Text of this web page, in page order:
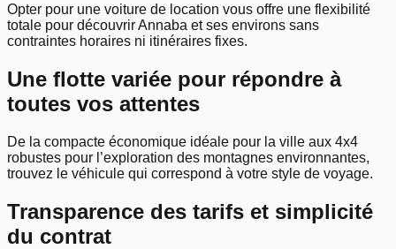
Opter pour une voiture de location vous offre une flexibilité
totale pour découvrir Annaba et ses environs sans
contraintes horaires ni itinéraires fixes.
Une flotte variée pour répondre à
toutes vos attentes
De la compacte économique idéale pour la ville aux 4x4
robustes pour l’exploration des montagnes environnantes,
trouvez le véhicule qui correspond à votre style de voyage.
Transparence des tarifs et simplicité
du contrat